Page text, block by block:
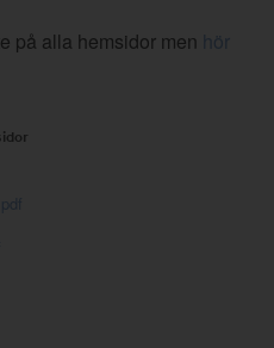
på alla hemsidor men
hör